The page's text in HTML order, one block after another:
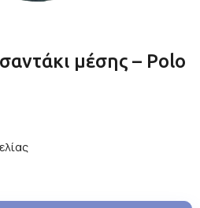
μέσης – Polo